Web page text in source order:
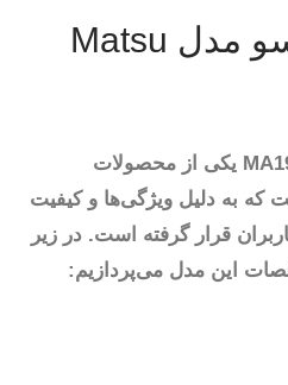
زودپز برقی ماتسو مدل Matsu
زودپز برقی ماتسو مدل MA1950 یکی از محصولات
که به دلیل ویژگی‌ها و کیفیت
قرار گرفته است. در زیر
این مدل می‌پردازیم: